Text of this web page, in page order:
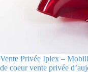
Vente Privée Iplex –
de coeur vente privée